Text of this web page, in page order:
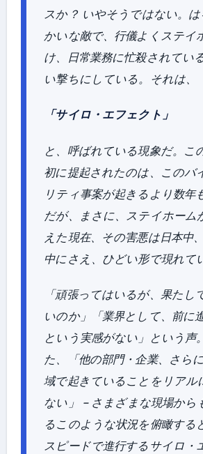
スか？ いやそうではない。
かいな敵で、行儀よくステイ
け、日常業務に忙殺されてい
い撃ちにしている。それは、
「サイロ・エフェクト」
と、呼ばれている現象だ。こ
初に提起されたのは、このバ
リティ事案が起きるより数年
だが、まさに、ステイホーム
えた現在、その害悪は日本中
中にさえ、ひどい形で現れて
「頑張ってはいるが、果たし
いのか」「業界として、前に
という実感がない」という声
た、「他の部門・企業、さら
域で起きていることをリアル
ない」 – さまざまな現場から
るこのような状況を俯瞰する
スピードで進行するサイロ・